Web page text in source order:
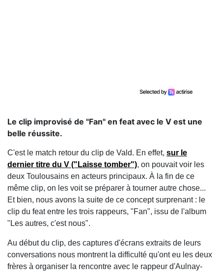
Le clip improvisé de "Fan" en feat avec le V est une
belle réussite.
C'est le match retour du clip de Vald. En effet, sur le
dernier titre du V ("Laisse tomber"), on pouvait voir les
deux Toulousains en acteurs principaux. À la fin de ce
même clip, on les voit se préparer à tourner autre chose...
Et bien, nous avons la suite de ce concept surprenant : le
clip du feat entre les trois rappeurs, "Fan", issu de l'album
"Les autres, c'est nous".
Au début du clip, des captures d'écrans extraits de leurs
conversations nous montrent la difficulté qu'ont eu les deux
frères à organiser la rencontre avec le rappeur d'Aulnay-